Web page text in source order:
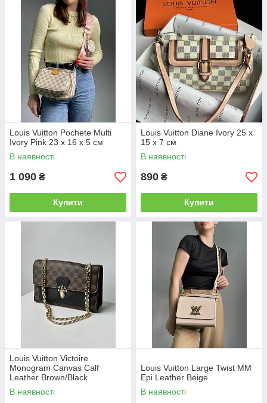
Louis Vuitton Pochete Multi
Ivory Pink 23 х 16 х 5 см
В наявності
1 090 ₴
Купити
Louis Vuitton Diane Ivory 25 x
15 x 7 см
В наявності
890 ₴
Купити
Louis Vuitton Victoire
Monogram Canvas Calf
Leather Brown/Black
В наявності
Louis Vuitton Large Twist MM
Epi Leather Beige
В наявності